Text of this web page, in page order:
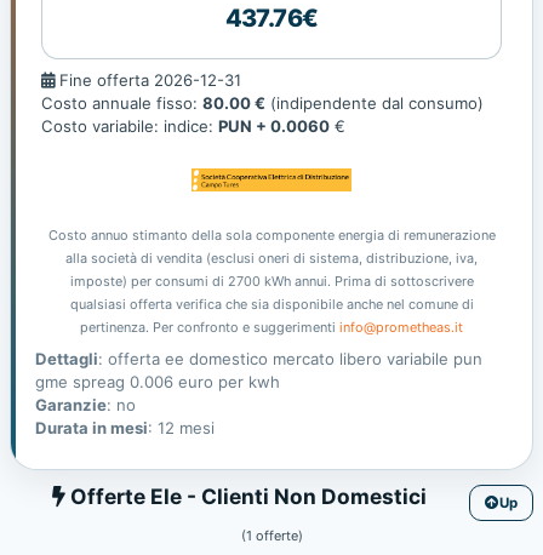
437.76€
Fine
offerta
Fine offerta 2026-12-31
Costo annuale fisso: 80.00 € (indipendente dal consumo)
Costo variabile: indice: PUN + 0.0060 €
Costo annuo stimanto della sola componente energia di remunerazione
alla società di vendita (esclusi oneri di sistema, distribuzione, iva,
imposte) per consumi di 2700 kWh annui. Prima di sottoscrivere
qualsiasi offerta verifica che sia disponibile anche nel comune di
pertinenza. Per confronto e suggerimenti info@prometheas.it
Dettagli: offerta ee domestico mercato libero variabile pun
gme spreag 0.006 euro per kwh
Garanzie: no
Durata in mesi: 12 mesi
Ele
Offerte Ele - Clienti Non Domestici
Up
(1 offerte)